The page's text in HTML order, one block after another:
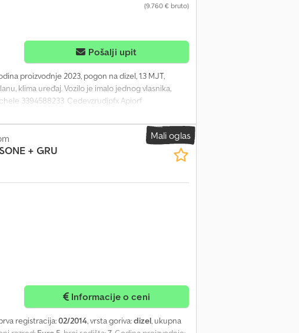
(9.760 € bruto)
Pošalji upit
proizvodnje 2023, pogon na dizel, 1.3 MJT,
klima uređaj. Vozilo je imalo jednog vlasnika,
3394588233. Cedevzrudjpfx Apiorf
Mali oglas
+ GRU
Informacije o ceni
registracija:02/2014, vrsta goriva:dizel, ukupna